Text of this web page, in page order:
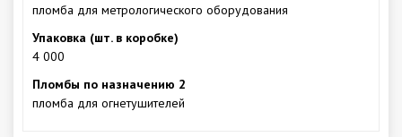
пломба для метрологического оборудования
Упаковка (шт. в коробке)
4 000
Пломбы по назначению 2
пломба для огнетушителей